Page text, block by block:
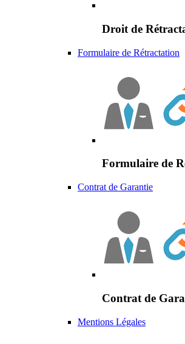
Droit de
Formulaire de Rétractation
Formulaire de
Contrat de Garantie
Contrat de
Mentions Légales